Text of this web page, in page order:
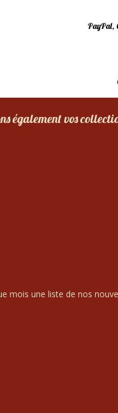
PayPal,
également vos
mois une liste de nos